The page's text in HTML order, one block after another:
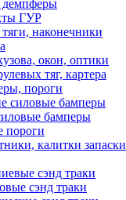
демпферы
ГУР
наконечники
окон, оптики
тяг, картера
пороги
силовые бамперы
бамперы
пороги
калитки запаски
сэнд траки
сэнд траки